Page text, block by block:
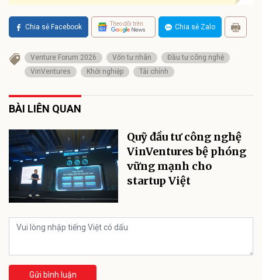
Chia sẻ Facebook Theo dõi trên Chia sẻ Zalo
Venture Forum 2026 Vốn tư nhân
Đầu tư công nghệ
VinVentures
Khởi nghiệp Tài chính
BÀI LIÊN QUAN
Quỹ đầu tư công nghệ
VinVentures bệ phóng
vững mạnh cho
startup Việt
Gửi bình luận